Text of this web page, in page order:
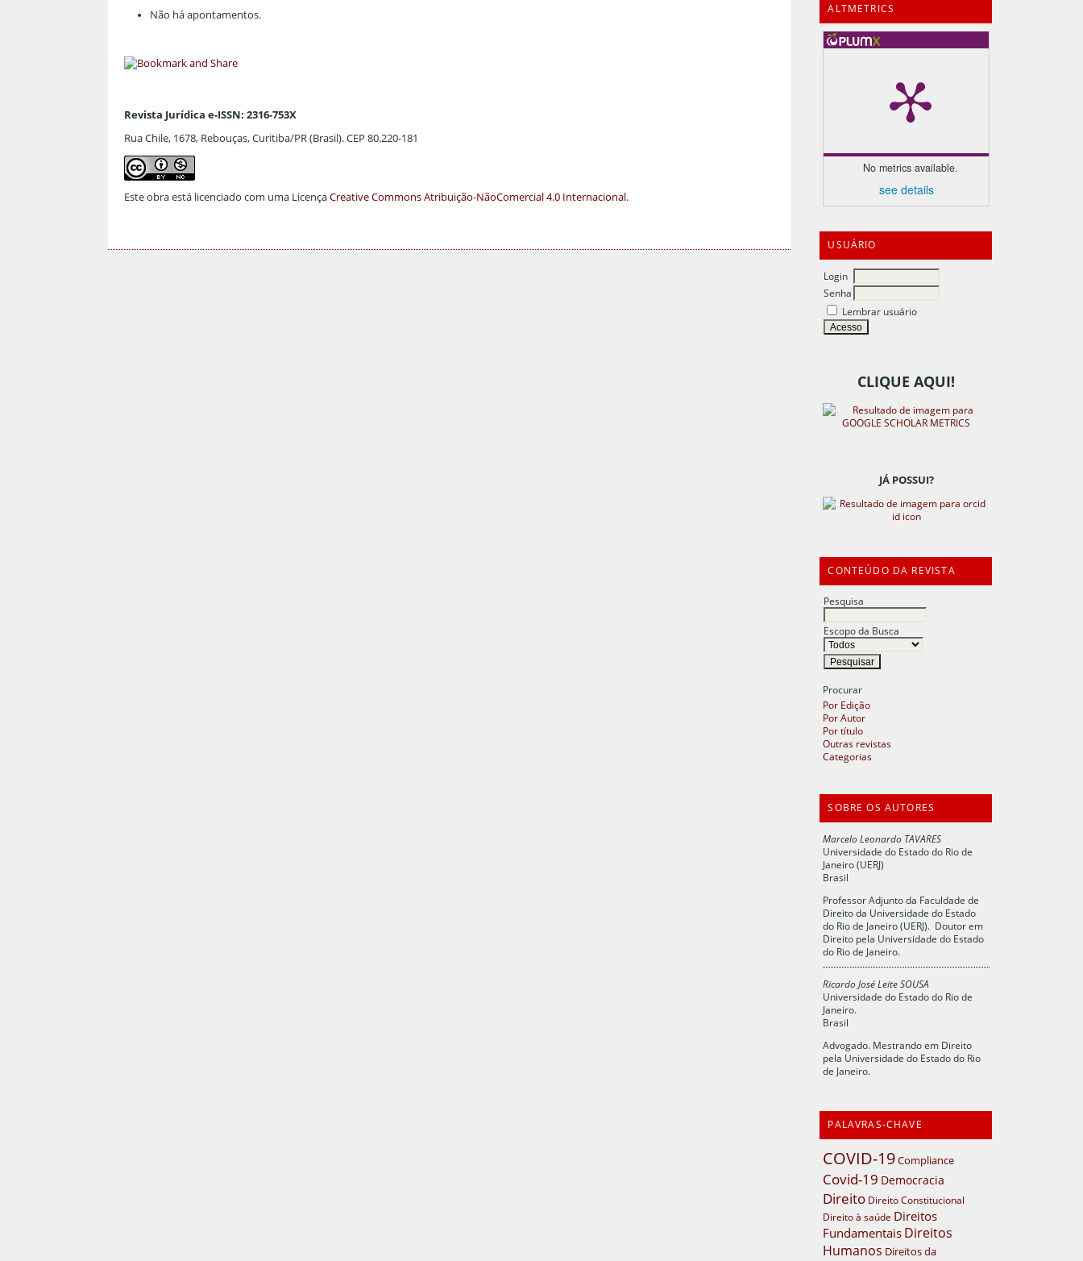
ALTMETRICS
No metrics available.
see details
USUÁRIO
Login
Senha
Lembrar usuário
CLIQUE AQUI!
JÁ POSSUI?
CONTEÚDO DA REVISTA
Pesquisa
Escopo da Busca
Procurar
Por Edição
Por Autor
Por título
Outras revistas
Categorias
SOBRE OS AUTORES
Marcelo Leonardo TAVARES
Universidade do Estado do Rio de
Janeiro (UERJ)
Brasil
Professor Adjunto da Faculdade de
Direito da Universidade do Estado
do Rio de Janeiro (UERJ). Doutor em
Direito pela Universidade do Estado
do Rio de Janeiro.
Ricardo José Leite SOUSA
Universidade do Estado do Rio de
Janeiro.
Brasil
Advogado. Mestrando em Direito
pela Universidade do Estado do Rio
de Janeiro.
PALAVRAS-CHAVE
COVID-19Compliance
Covid-19 Democracia
Direito Direito Constitucional
Direito à saúde Direitos
Fundamentais Direitos
Humanos Direitos da
Não há apontamentos.
Revista Jurídica e-ISSN: 2316-753X
Rua Chile, 1678, Rebouças, Curitiba/PR (Brasil). CEP 80.220-181
Este obra está licenciado com uma LicençaCreative Commons Atribuição-NãoComercial 4.0 Internacional.